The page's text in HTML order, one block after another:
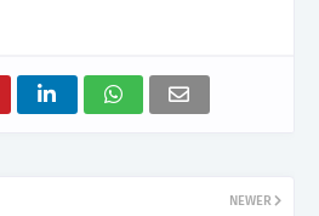
NEWER